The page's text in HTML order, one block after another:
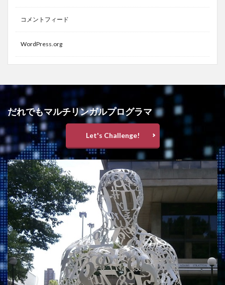
コメントフィード
WordPress.org
だれでもマルチリンガルプログラマ
Let's Challenge!